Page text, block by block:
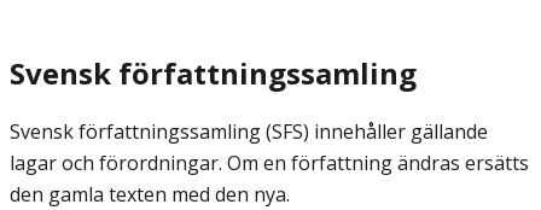
Svensk författningssamling
Svensk författningssamling (SFS) innehåller gällande
lagar och förordningar. Om en författning ändras ersätts
den gamla texten med den nya.